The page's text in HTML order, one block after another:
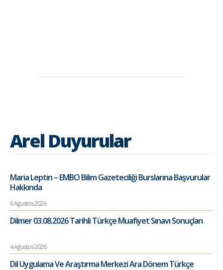
Arel Duyurular
Maria Leptin – EMBO Bilim Gazeteciliği Burslarına Başvurular
Hakkında
6 Ağustos 2026
Dilmer 03.08.2026 Tarihli Türkçe Muafiyet Sınavı Sonuçları
4 Ağustos 2026
Dil Uygulama Ve Araştırma Merkezi Ara Dönem Türkçe